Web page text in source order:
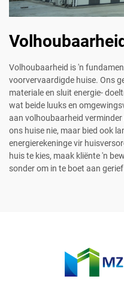
Volhoubaarheid is 'n
voorvervaardigde huise. Ons
materiale en sluit energie-
wat beide luuks en
aan volhoubaarheid
ons huise nie, maar bied ook
energierekeninge vir
huis te kies, maak kliënte 'n
sonder om in te boet aan